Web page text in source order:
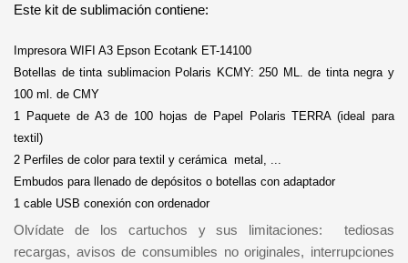
Este kit de sublimación contiene:
Impresora WIFI A3 Epson Ecotank ET-14100
Botellas de tinta sublimacion Polaris KCMY: 250 ML. de tinta negra y
100 ml. de CMY
1 Paquete de A3 de 100 hojas de Papel Polaris TERRA (ideal para
textil)
2 Perfiles de color para textil y cerámica metal, ...
Embudos para llenado de depósitos o botellas con adaptador
1 cable USB conexión con ordenador
Olvídate de los cartuchos y sus limitaciones: tediosas
recargas, avisos de consumibles no originales, interrupciones